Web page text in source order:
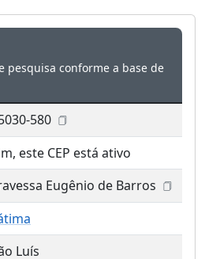
pesquisa conforme a base de
580
este CEP está ativo
Eugênio de Barros
Luís